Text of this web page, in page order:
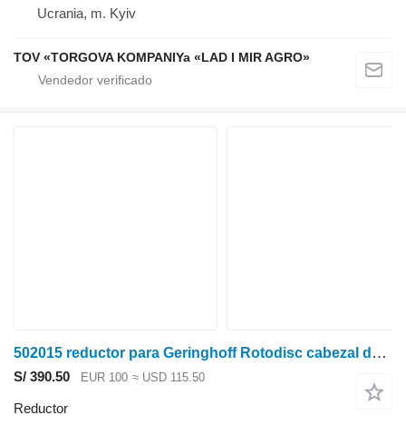
Ucrania, m. Kyiv
TOV «TORGOVA KOMPANIYa «LAD I MIR AGRO»
502015 reductor para Geringhoff Rotodisc cabezal de maíz
S/ 390.50 EUR 100 ≈ USD 115.50
Reductor